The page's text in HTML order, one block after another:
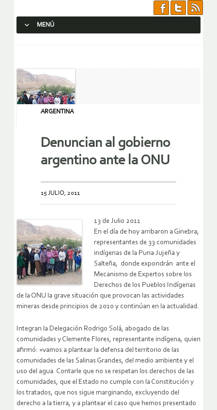
MENÚ
ARGENTINA
Denuncian al gobierno
argentino ante la ONU
15 JULIO, 2011
13 de Julio 2011
En el día de hoy arribaron a Ginebra,
representantes de 33 comunidades
indígenas de la Puna Jujeña y
Salteña, donde expondrán ante el
Mecanismo de Expertos sobre los
Derechos de los Pueblos Indígenas
de la ONU la grave situación que provocan las actividades
mineras desde principios de 2010 y continúan en la actualidad.
Integran la Delegación Rodrigo Solá, abogado de las
comunidades y Clemente Flores, representante indígena, quien
afirmó: «vamos a plantear la defensa del territorio de las
comunidades de las Salinas Grandes, del medio ambiente y el
uso del agua. Contarle que no se respetan los derechos de las
comunidades, que el Estado no cumple con la Constitución y
los tratados, que nos sigue marginando, excluyendo del
derecho a la tierra, y a plantear el caso que hemos presentado